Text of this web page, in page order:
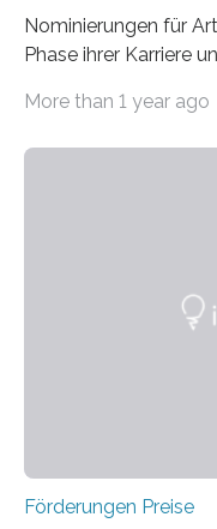
Nominierungen für
Phase ihrer Karriere
Leben gerufen, um
Foundation, des
More than 1 year ago
Förderungen Preise